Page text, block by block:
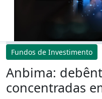
Fundos de Investimento
Anbima:
concentradas